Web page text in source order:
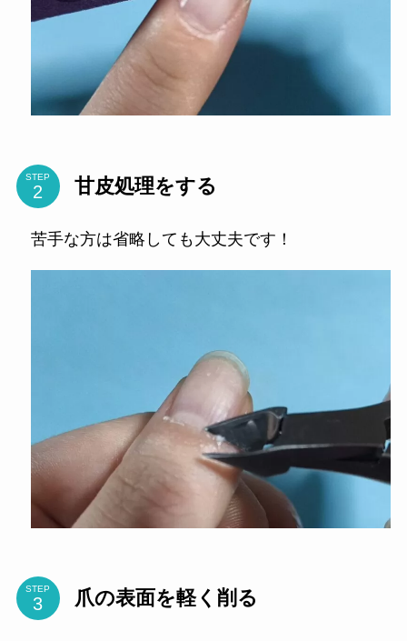
STEP 甘皮処理をする
苦手な方は省略しても大丈夫です！
STEP 爪の表面を軽く削る